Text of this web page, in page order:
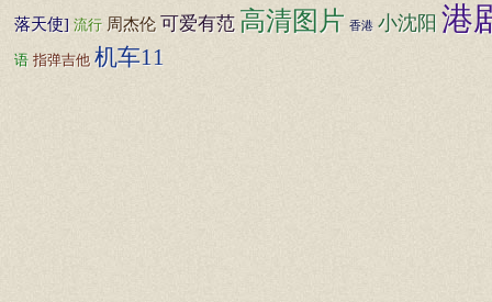
落天使] 流行 周杰伦 可爱有范 高清图片 香港 小沈阳 港
语 指弹吉他 机车11